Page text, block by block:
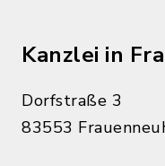
Kanzlei in
Dorfstraße 3
83553